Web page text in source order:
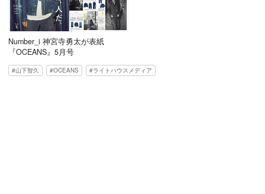
Number_i 神宮寺勇太が表紙
『OCEANS』5月号
山下智久 OCEANS ライトハウスメディア